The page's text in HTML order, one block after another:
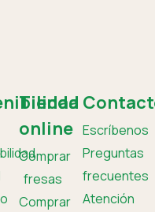
Tienda
online
Comprar
fresas
Comprar
Escríbenos
Preguntas
frecuentes
Atención